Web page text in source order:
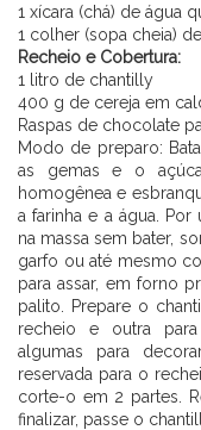
1 xícara (chá) de água
1 colher (sopa cheia)
Recheio e Cobertura:
1 litro de chantilly
400 g de cereja em
Raspas de chocolate
Modo de preparo:
as gemas e o
homogênea e
a farinha e a água.
na massa sem bater,
garfo ou até mesmo
para assar, em forno
palito. Prepare o
recheio e outra
algumas para
reservada para o
corte-o em 2 partes.
finalizar, passe o